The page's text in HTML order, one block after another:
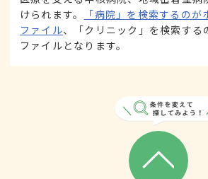
けられます。
「病院」を検索するのが
ファイル、「クリニック」を検索する
ファイルとなります。